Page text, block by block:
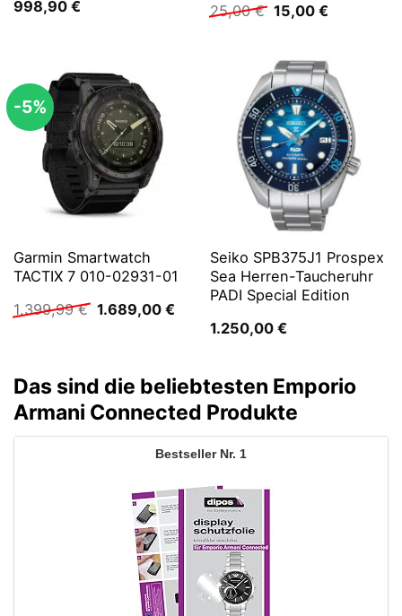
998,90 €
25,00€ Ursprünglicher
Preis
15,00 €Aktueller
-5%
Garmin Smartwatch
TACTIX 7 010-02931-01
1.399,99€ Ursprünglicher
1.689,00 €Aktueller
Seiko SPB375J1 Prospex
Sea Herren-Taucheruhr
PADI Special Edition
1.250,00 €
Das sind die beliebtesten Emporio
Armani Connected Produkte
1